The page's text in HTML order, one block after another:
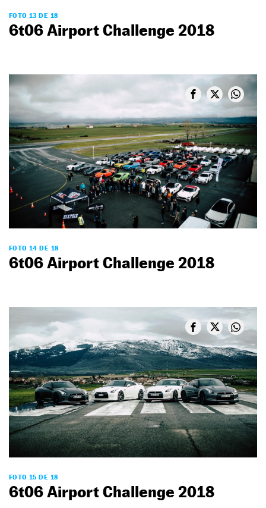
FOTO 13 DE 18
6t06 Airport Challenge 2018
FOTO 14 DE 18
6t06 Airport Challenge 2018
FOTO 15 DE 18
6t06 Airport Challenge 2018